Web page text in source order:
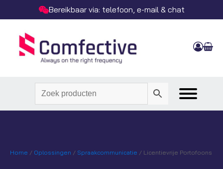
Bereikbaar via: telefoon, e-mail & chat
Home / Oplossingen / Spraakcommunicatie / Licentievrije Portofoons